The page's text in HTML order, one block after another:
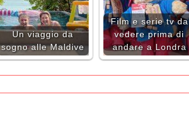
Un viaggio da
sogno alle Maldive
Film e serie tv da
vedere prima di
andare a Londra